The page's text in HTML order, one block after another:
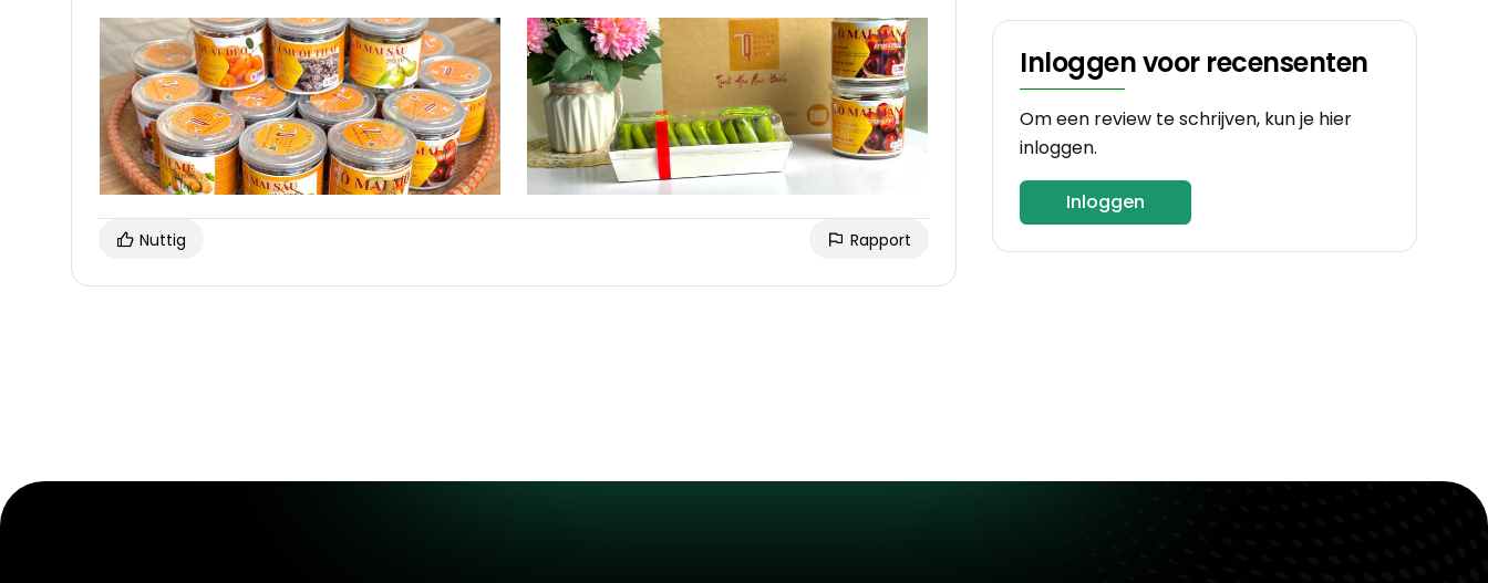
Nuttig Rapport
Inloggen voor recensenten
Om een review te schrijven, kun je hier
inloggen.
Inloggen